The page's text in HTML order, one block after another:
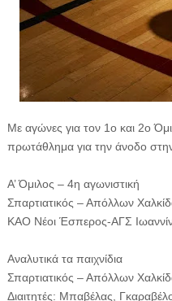
Με αγώνες για τον 1ο και 2ο
πρωτάθλημα για την άνοδο
Α’ Όμιλος – 4η αγωνιστική
Σπαρτιατικός – Απόλλων
ΚΑΟ Νέοι Έσπερος-ΑΓΣ
Αναλυτικά τα παιχνίδια
Σπαρτιατικός – Απόλλων
Διαιτητές: Μπαβέλας,